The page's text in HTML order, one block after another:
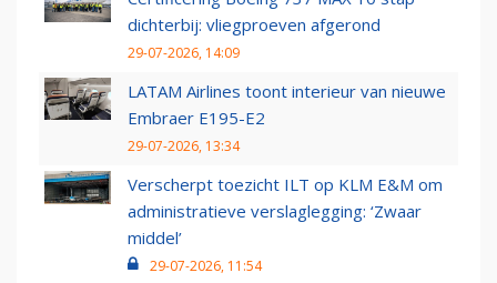
dichterbij: vliegproeven afgerond
29-07-2026, 14:09
LATAM Airlines toont interieur van nieuwe
Embraer E195-E2
29-07-2026, 13:34
Verscherpt toezicht ILT op KLM E&M om
administratieve verslaglegging: ‘Zwaar
middel’
29-07-2026, 11:54